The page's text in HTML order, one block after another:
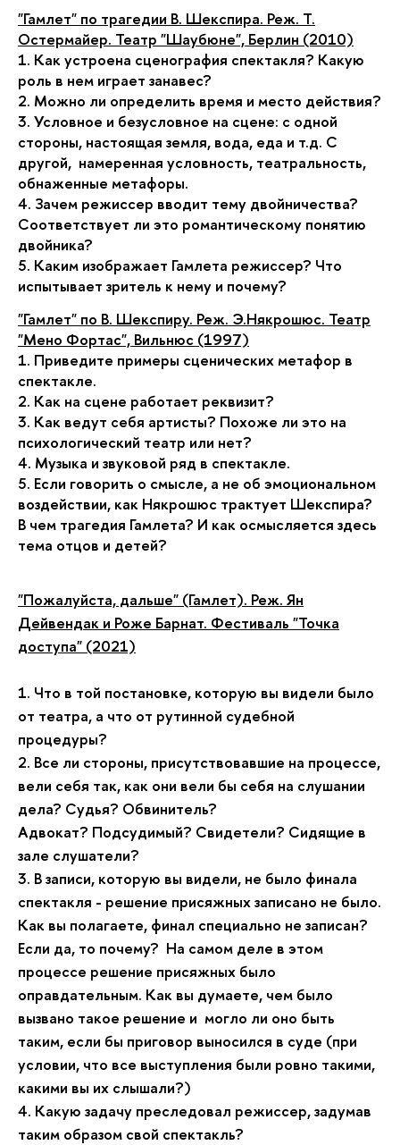
"Гамлет" по трагедии В. Шекспира. Реж. Т.
Остермайер. Театр "Шаубюне", Берлин (2010)
1. Как устроена сценография спектакля? Какую
роль в нем играет занавес?
2. Можно ли определить время и место действия?
3. Условное и безусловное на сцене: с одной
стороны, настоящая земля, вода, еда и т.д. С
другой, намеренная условность, театральность,
обнаженные метафоры.
4. Зачем режиссер вводит тему двойничества?
Соответствует ли это романтическому понятию
двойника?
5. Каким изображает Гамлета режиссер? Что
испытывает зритель к нему и почему?
"Гамлет" по В. Шекспиру. Реж. Э.Някрошюс. Театр
"Мено Фортас", Вильнюс (1997)
1. Приведите примеры сценических метафор в
спектакле.
2. Как на сцене работает реквизит?
3. Как ведут себя артисты? Похоже ли это на
психологический театр или нет?
4. Музыка и звуковой ряд в спектакле.
5. Если говорить о смысле, а не об эмоциональном
воздействии, как Някрошюс трактует Шекспира?
В чем трагедия Гамлета? И как осмысляется здесь
тема отцов и детей?
"Пожалуйста, дальше" (Гамлет). Реж. Ян
Дейвендак и Роже Барнат. Фестиваль "Точка
доступа" (2021)
1. Что в той постановке, которую вы видели было
от театра, а что от рутинной судебной
процедуры?
2. Все ли стороны, присутствовавшие на процессе,
вели себя так, как они вели бы себя на слушании
дела? Судья? Обвинитель?
Адвокат? Подсудимый? Свидетели? Сидящие в
зале слушатели?
3. В записи, которую вы видели, не было финала
спектакля - решение присяжных записано не было.
Как вы полагаете, финал специально не записан?
Если да, то почему? На самом деле в этом
процессе решение присяжных было
оправдательным. Как вы думаете, чем было
вызвано такое решение и могло ли оно быть
таким, если бы приговор выносился в суде (при
условии, что все выступления были ровно такими,
какими вы их слышали?)
4. Какую задачу преследовал режиссер, задумав
таким образом свой спектакль?